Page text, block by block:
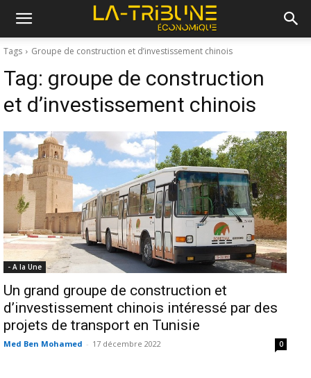
Tags Groupe de construction et d’investissement chinois
Tag: groupe de construction
et d’investissement chinois
- A la Une
Un grand groupe de construction et
d’investissement chinois intéressé par des
projets de transport en Tunisie
Med Ben Mohamed - 17 décembre 2022 0